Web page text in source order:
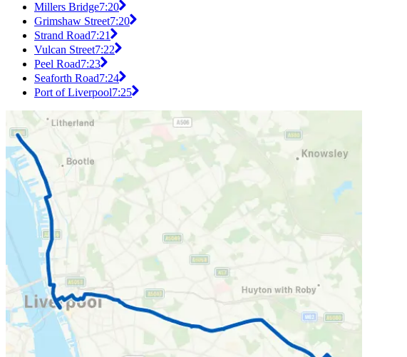
Millers Bridge7:20
Grimshaw Street7:20
Strand Road7:21
Vulcan Street7:22
Peel Road7:23
Seaforth Road7:24
Port of Liverpool7:25